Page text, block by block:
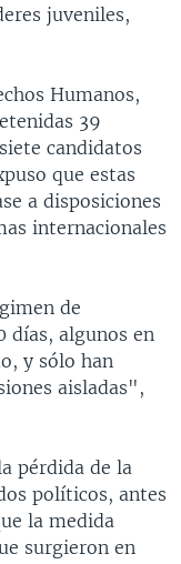
juveniles,
Humanos,
39
candidatos
que estas
a disposiciones
internacionales
de
días, algunos en
y sólo han
aisladas",
pérdida de la
políticos, antes
la medida
surgieron en